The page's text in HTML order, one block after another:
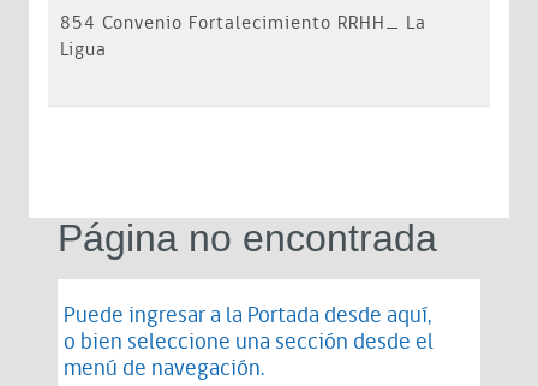
854 Convenio Fortalecimiento RRHH_ La
Ligua
Página no encontrada
Puede ingresar a la Portada desde aquí,
o bien seleccione una sección desde el
menú de navegación.